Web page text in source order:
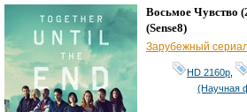
Восьмое Чувство
(Sense8)
Зарубежный
HD 2160р
(Научная